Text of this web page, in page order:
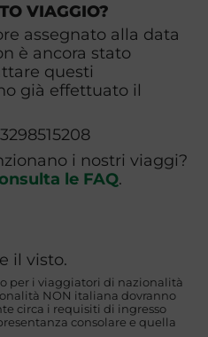
VIAGGIO?
assegnato alla data
è ancora stato
questi
già effettuato il
i nostri viaggi?
le FAQ.
il visto.
per i viaggiatori di nazionalità
NON italiana dovranno
circa i requisiti di ingresso
consolare e quella